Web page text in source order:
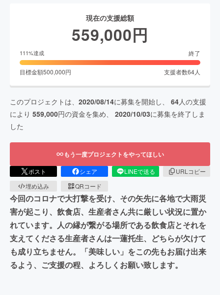
現在の支援総額
559,000円
111%達成 終了
目標金額500,000円 支援者数64人
このプロジェクトは、 2020/08/14に募集を開始し、 64人の支援
により 559,000円の資金を集め、 2020/10/03に募集を終了しま
した
もう一度プロジェクトをやってほしい
ポスト シェア LINEで送る
URLコピー
埋め込み
QRコード
今回のコロナで大打撃を受け、その矢先に各地で大雨災
害が起こり、飲食店、生産者さん共に厳しい状況に置か
れています。人の縁が繋がる場所である飲食店とそれを
支えてくださる生産者さんは一蓮托生、どちらが欠けて
も成り立ちません。「美味しい」をこの先もお届け出来
るよう、ご支援の程、よろしくお願い致します。